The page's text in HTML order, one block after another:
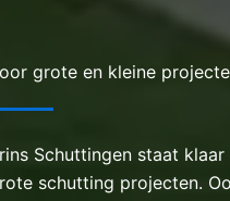
grote en kleine
Schuttingen staat
schutting projecten.